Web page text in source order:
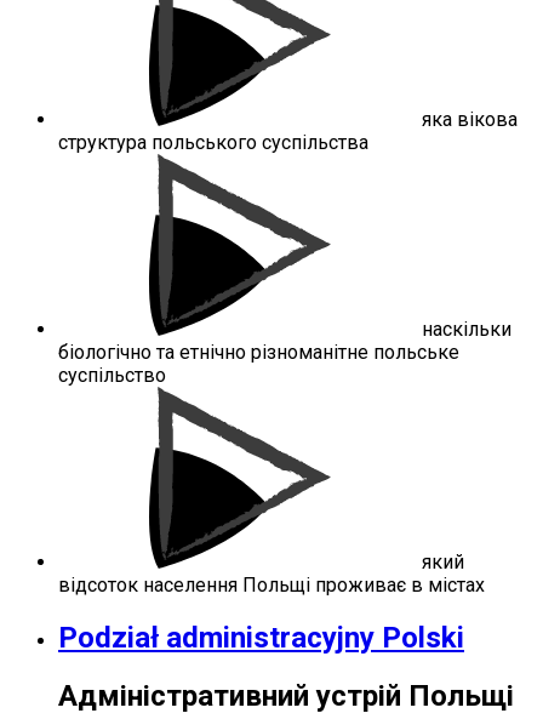
яка вікова
структура польського суспільства
наскільки
біологічно та етнічно різноманітне польське
суспільство
який
відсоток населення Польщі проживає в містах
Podział administracyjny Polski
Адміністративний устрій Польщі